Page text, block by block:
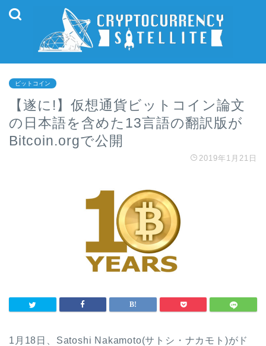
ビットコイン
【遂に!】仮想通貨ビットコイン論文
の日本語を含めた13言語の翻訳版が
Bitcoin.orgで公開
2019年1月21日
1月18日、Satoshi Nakamoto(サトシ・ナカモト)がド